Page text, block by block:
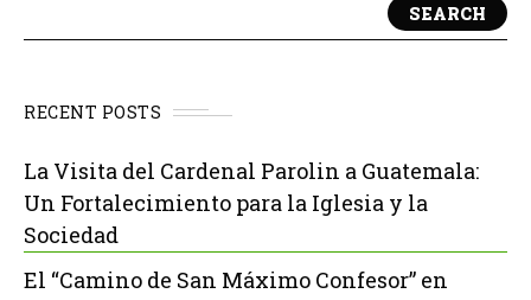
SEARCH
RECENT POSTS
La Visita del Cardenal Parolin a Guatemala:
Un Fortalecimiento para la Iglesia y la
Sociedad
El “Camino de San Máximo Confesor” en